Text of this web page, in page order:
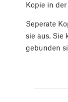
Kopie in
Seperate
sie aus. Sie
gebunden